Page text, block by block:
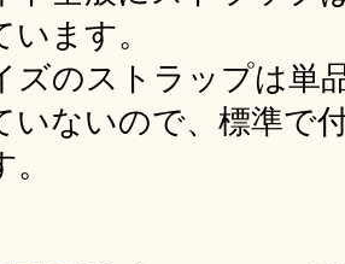
います。
ズのストラップは単
いないので、標準で